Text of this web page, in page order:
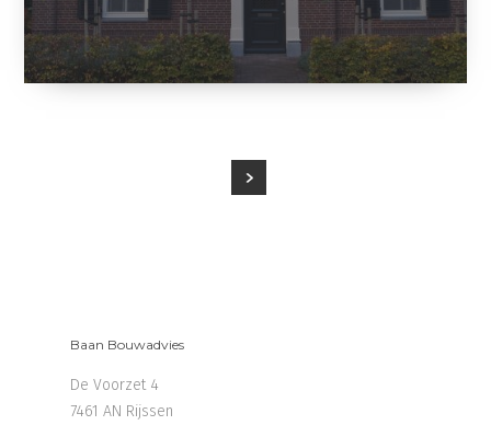
Baan Bouwadvies
De Voorzet 4
7461 AN Rijssen